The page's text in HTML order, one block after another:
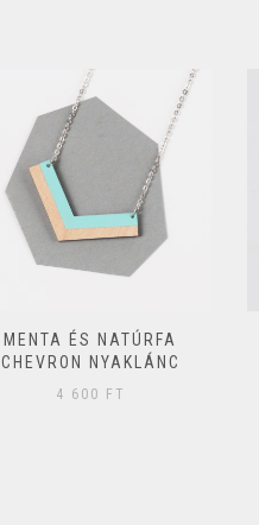
MENTA ÉS NATÚRFA
CHEVRON NYAKLÁNC
4 600 FT